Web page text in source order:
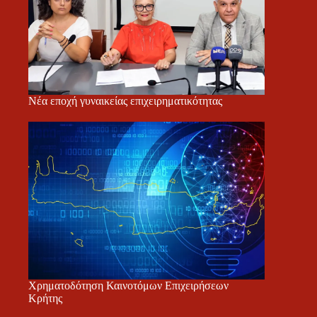
Νέα εποχή γυναικείας επιχειρηματικότητας
Χρηματοδότηση Καινοτόμων Επιχειρήσεων
Κρήτης